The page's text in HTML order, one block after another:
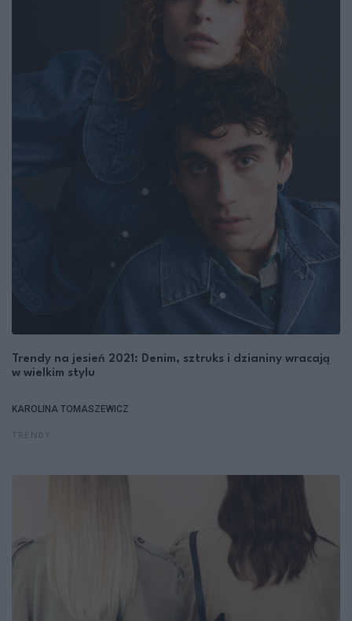
Trendy na jesień 2021: Denim, sztruks i dzianiny wracają
w wielkim stylu
KAROLINA TOMASZEWICZ